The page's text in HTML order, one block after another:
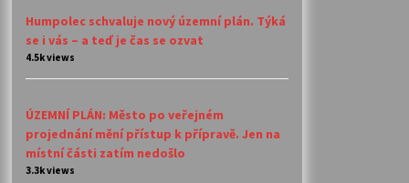
Humpolec schvaluje nový územní plán. Týká
se i vás – a teď je čas se ozvat
4.5k views
ÚZEMNÍ PLÁN: Město po veřejném
projednání mění přístup k přípravě. Jen na
místní části zatím nedošlo
3.3k views